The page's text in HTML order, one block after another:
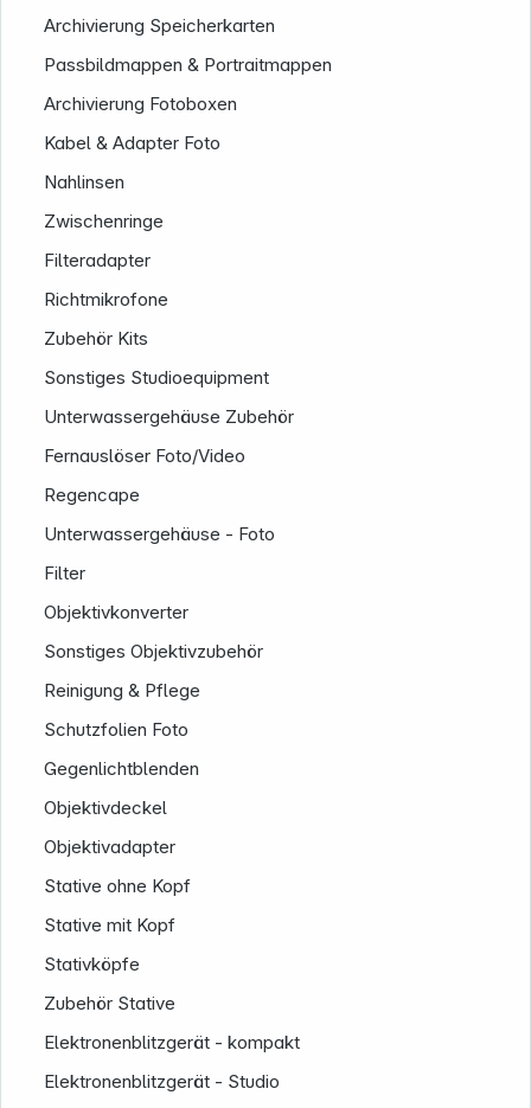
Archivierung Speicherkarten
Passbildmappen & Portraitmappen
Archivierung Fotoboxen
Kabel & Adapter Foto
Nahlinsen
Zwischenringe
Filteradapter
Richtmikrofone
Zubehör Kits
Sonstiges Studioequipment
Unterwassergehäuse Zubehör
Fernauslöser Foto/Video
Regencape
Unterwassergehäuse - Foto
Filter
Objektivkonverter
Sonstiges Objektivzubehör
Reinigung & Pflege
Schutzfolien Foto
Gegenlichtblenden
Objektivdeckel
Objektivadapter
Stative ohne Kopf
Stative mit Kopf
Stativköpfe
Zubehör Stative
Elektronenblitzgerät - kompakt
Elektronenblitzgerät - Studio